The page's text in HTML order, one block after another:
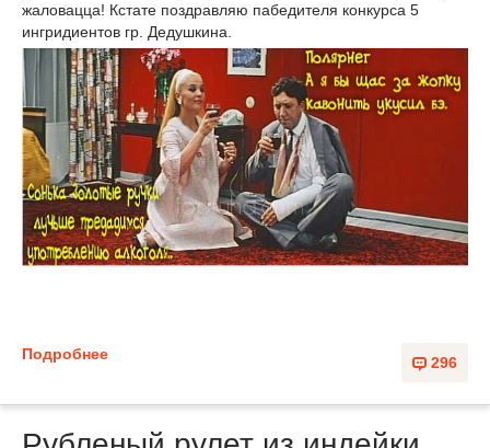
жаловацца! Кстате поздравляю пабедителя конкурса 5
ингридиентов гр. Дедушкина.
296
Подробнее